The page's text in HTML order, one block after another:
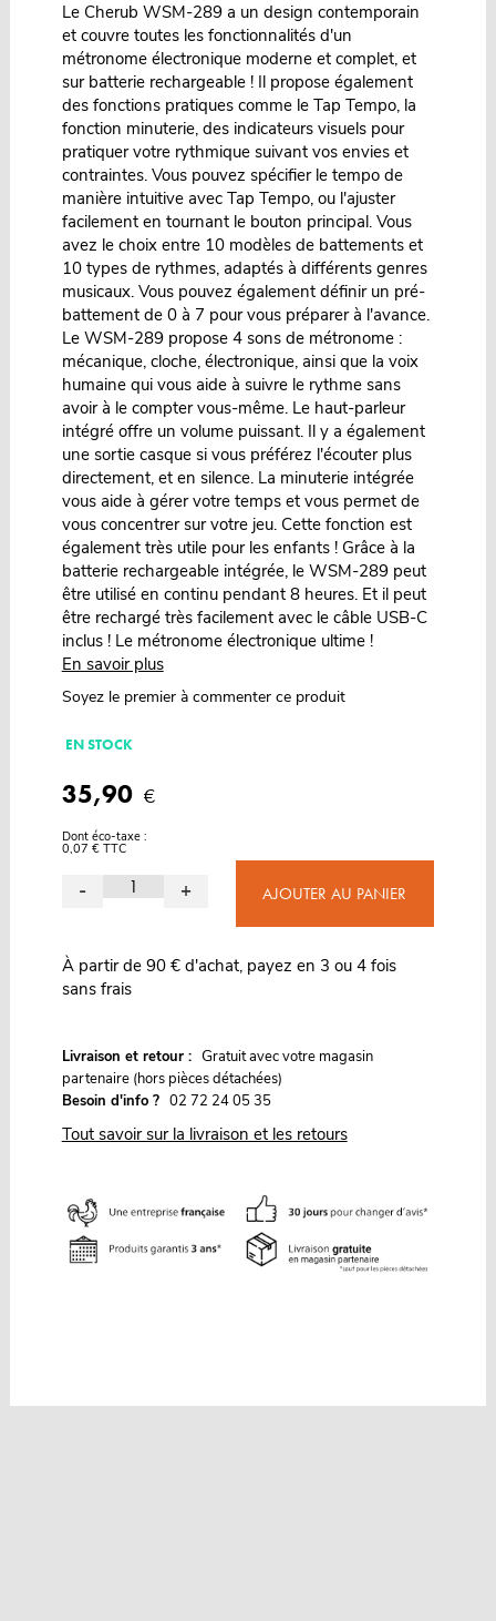
Le Cherub WSM-289 a un design contemporain
et couvre toutes les fonctionnalités d'un
métronome électronique moderne et complet, et
sur batterie rechargeable ! Il propose également
des fonctions pratiques comme le Tap Tempo, la
fonction minuterie, des indicateurs visuels pour
pratiquer votre rythmique suivant vos envies et
contraintes. Vous pouvez spécifier le tempo de
manière intuitive avec Tap Tempo, ou l'ajuster
facilement en tournant le bouton principal. Vous
avez le choix entre 10 modèles de battements et
10 types de rythmes, adaptés à différents genres
musicaux. Vous pouvez également définir un pré-
battement de 0 à 7 pour vous préparer à l'avance.
Le WSM-289 propose 4 sons de métronome :
mécanique, cloche, électronique, ainsi que la voix
humaine qui vous aide à suivre le rythme sans
avoir à le compter vous-même. Le haut-parleur
intégré offre un volume puissant. Il y a également
une sortie casque si vous préférez l'écouter plus
directement, et en silence. La minuterie intégrée
vous aide à gérer votre temps et vous permet de
vous concentrer sur votre jeu. Cette fonction est
également très utile pour les enfants ! Grâce à la
batterie rechargeable intégrée, le WSM-289 peut
être utilisé en continu pendant 8 heures. Et il peut
être rechargé très facilement avec le câble USB-C
inclus ! Le métronome électronique ultime !
En savoir plus
Soyez le premier à commenter ce produit
EN STOCK
35,90 €
Dont éco-taxe :
0,07 € TTC
- + AJOUTER AU PANIER
À partir de 90 € d'achat, payez en 3 ou 4 fois
sans frais
Livraison et retour : Gratuit avec votre magasin
partenaire (hors pièces détachées)
Besoin d'info ? 02 72 24 05 35
Tout savoir sur la livraison et les retours